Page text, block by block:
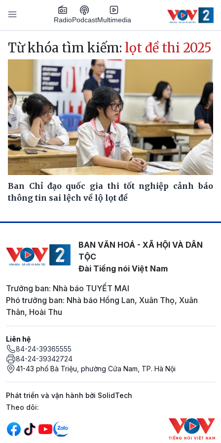
Nhảy đến nội dung
RadioPodcastMultimedia
Main navigation
Từ khóa tìm kiếm: lọt đề thi 2025
Ban Chỉ đạo quốc gia thi tốt nghiệp cảnh báo
thông tin sai lệch về lộ lọt đề
BAN VĂN HOÁ - XÃ HỘI VÀ DÂN
TỘC
Đài Tiếng nói Việt Nam
Trưởng ban: Nhà báo TUYẾT MAI
Phó trưởng ban: Nhà báo Hồng Lan, Xuân Thọ, Xuân
Thân, Hoài Thu
Liên hệ
84-24-39365555
84-24-39342724
41-43 phố Bà Triệu, phường Cửa Nam, TP. Hà Nội
Phát triển và vận hành bởi SolidTech
Mạng xã hội
Theo dõi: